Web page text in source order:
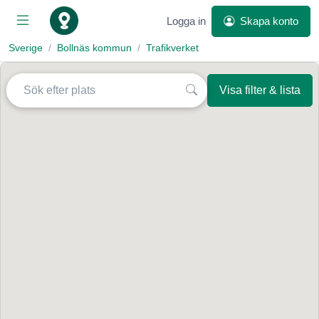
Logga in Skapa konto
Sverige Bollnäs kommun Trafikverket
Visa filter & lista